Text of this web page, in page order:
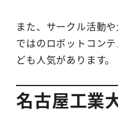
また、サークル活動
ではのロボットコン
ども人気があります。
名古屋工業